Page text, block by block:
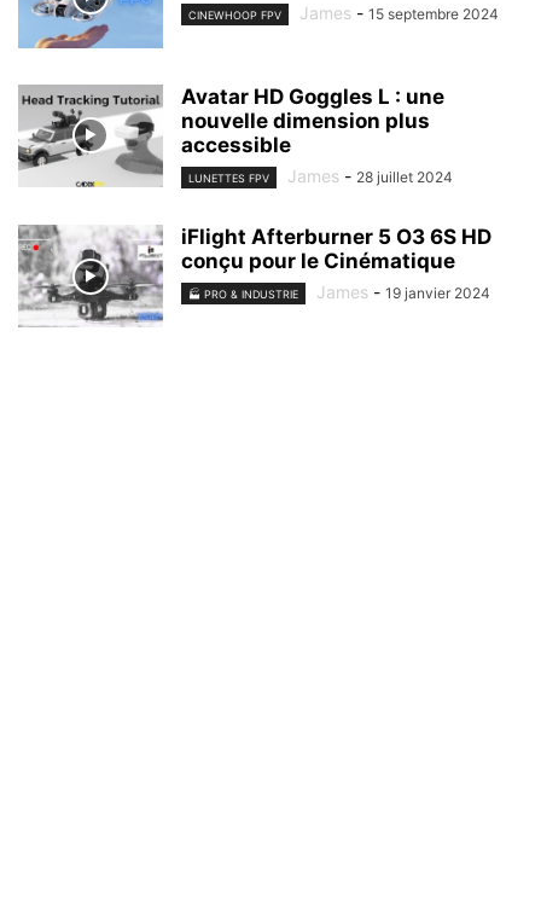
CINEWHOOP FPV James - 15 septembre 2024
Avatar HD Goggles L : une
nouvelle dimension plus
accessible
LUNETTES FPV James - 28 juillet 2024
iFlight Afterburner 5 O3 6S HD
conçu pour le Cinématique
🏭 PRO & INDUSTRIE James - 19 janvier 2024